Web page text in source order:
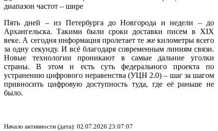
Пять дней – из Петербурга до Новгорода и недели – до
Архангельска. Такими были сроки доставки писем в XIX
веке. А сегодня информация пролетает те же километры всего
за одну секунду. И всё благодаря современным линиям связи.
Новые технологии проникают в самые дальние уголки
страны. В этом и есть суть федерального проекта по
устранению цифрового неравенства (УЦН 2.0) – шаг за шагом
привносить цифровую доступность туда, где её раньше не
было.
Начало активности (дата): 02.07.2026 23:07:07